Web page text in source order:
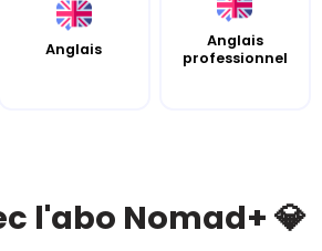
Anglais
Anglais
professionnel
l'abo Nomad+ 💎